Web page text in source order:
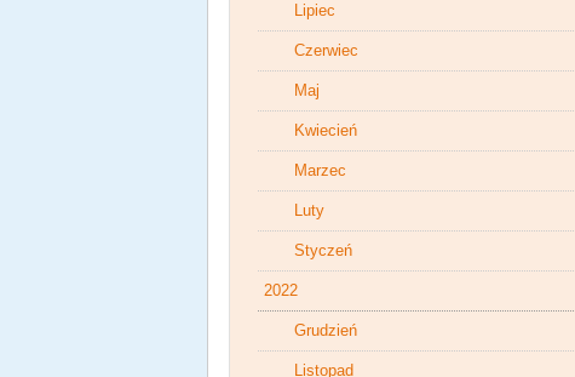
Lipiec
Czerwiec
Maj
Kwiecień
Marzec
Luty
Styczeń
2022
Grudzień
Listopad